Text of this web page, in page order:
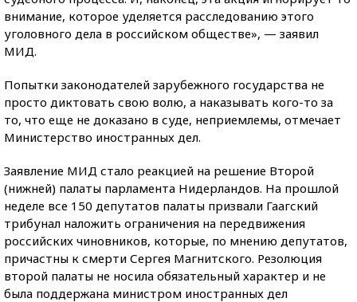
внимание, которое уделяется расследованию этого
уголовного дела в российском обществе», — заявил
МИД.
Попытки законодателей зарубежного государства не
просто диктовать свою волю, а наказывать кого-то за
то, что еще не доказано в суде, неприемлемы, отмечает
Министерство иностранных дел.
Заявление МИД стало реакцией на решение Второй
(нижней) палаты парламента Нидерландов. На прошлой
неделе все 150 депутатов палаты призвали Гаагский
трибунал наложить ограничения на передвижения
российских чиновников, которые, по мнению депутатов,
причастны к смерти Сергея Магнитского. Резолюция
второй палаты не носила обязательный характер и не
была поддержана министром иностранных дел